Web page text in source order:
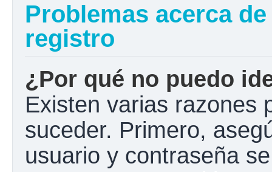
Problemas acerca
registro
¿Por qué no puedo
Existen varias razones
suceder. Primero,
usuario y contraseña